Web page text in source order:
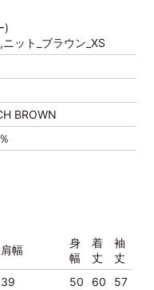
)
ット_ブラウン_XS
BROWN
肩幅
身
幅
着
丈
袖
丈
39 50 60
57